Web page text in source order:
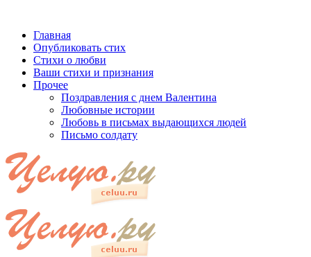
Главная
Опубликовать стих
Стихи о любви
Ваши стихи и признания
Прочее
Поздравления с днем Валентина
Любовные истории
Любовь в письмах выдающихся людей
Письмо солдату